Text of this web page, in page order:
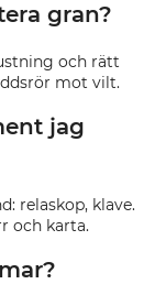
gran?
och rätt
mot vilt.
jag
relaskop, klave.
och karta.